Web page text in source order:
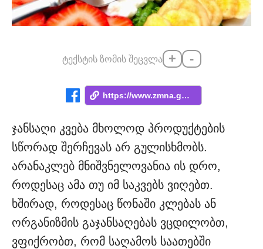
ტექსტის ზომის შეცვლა + -
https://www.zmna.ge/news/ratom-ar-sheidz...
ჯანსაღი კვება მხოლოდ პროდუქტების
სწორად შერჩევას არ გულისხმობს.
არანაკლებ მნიშვნელოვანია ის დრო,
როდესაც ამა თუ იმ საკვებს ვიღებთ.
ხშირად, როდესაც წონაში კლებას ან
ორგანიზმის გაჯანსაღებას ვცდილობთ,
ვფიქრობთ, რომ საღამოს საათებში